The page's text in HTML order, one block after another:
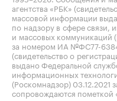
агентства «РБК»
массовой информации
по надзору в сфере связи,
и массовых коммуникаций
за номером ИА №ФС77-
(свидетельство о
выдано Федеральной
информационных
(Роскомнадзор)
сопровождаются пометкой